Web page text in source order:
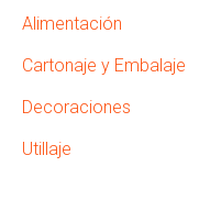
Alimentación
Cartonaje y Embalaje
Decoraciones
Utillaje